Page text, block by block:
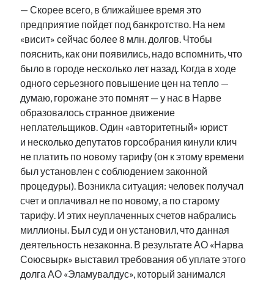
катри райк кая каллас книга маська нарва
нацменьшинства образование обучение эстонскому
памятники парад клоунов парламент партия поводырь
подкаст потеряны данные пресса программа
рийгикогу россия русский роман
русскоязычное образование сми ссср стенограмма
т.х. ильвес танк фотоотчет экономика экономика эстонии
эстония эстонский язык
Михаил Стальнухин:
mstalnuhhin@gmail.com
Отзывы и предложения по блогу:
anton.stalnuhhin@gmail.com
— Скорее всего, в ближайшее время это
предприятие пойдет под банкротство. На нем
«висит» сейчас более 8 млн. долгов. Чтобы
пояснить, как они появились, надо вспомнить, что
было в городе несколько лет назад. Когда в ходе
одного серьезного повышение цен на тепло —
думаю, горожане это помнят — у нас в Нарве
образовалось странное движение
неплательщиков. Один «авторитетный» юрист
и несколько депутатов горсобрания кинули клич
не платить по новому тарифу (он к этому времени
был установлен с соблюдением законной
процедуры). Возникла ситуация: человек получал
счет и оплачивал не по новому, а по старому
тарифу. И этих неуплаченных счетов набрались
миллионы. Был суд и он установил, что данная
деятельность незаконна. В результате АО «Нарва
Союсвырк» выставил требования об уплате этого
долга АО «Эламувалдус», который занимался